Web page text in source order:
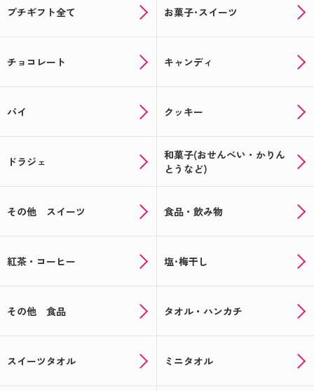
プチギフト全て お菓子･スイーツ
チョコレート キャンディ
パイ クッキー
ドラジェ
和菓子(おせんべい・かりん
とうなど)
その他 スイーツ 食品・飲み物
紅茶・コーヒー 塩･梅干し
その他 食品 タオル・ハンカチ
スイーツタオル ミニタオル